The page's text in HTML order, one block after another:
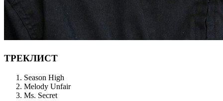
ТРЕКЛИСТ
Season High
Melody Unfair
Ms. Secret